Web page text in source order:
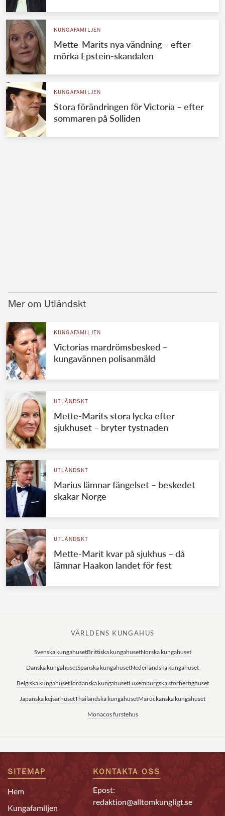
KUNGAFAMILJEN
Mette-Marits nya vändning – efter
mörka Epstein-skandalen
KUNGAFAMILJEN
Stora förändringen för Victoria – efter
sommaren på Solliden
Mer om Utländskt
KUNGAFAMILJEN
Victorias mardrömsbesked –
kungavännen polisanmäld
UTLÄNDSKT
Mette-Marits stora lycka efter
sjukhuset – bryter tystnaden
UTLÄNDSKT
Marius lämnar fängelset – beskedet
skakar Norge
UTLÄNDSKT
Mette-Marit kvar på sjukhus – då
lämnar Haakon landet för fest
VÄRLDENS KUNGAHUS
Svenska kungahusetBrittiska kungahusetNorska kungahuset
Danska kungahusetSpanska kungahusetNederländska kungahuset
Belgiska kungahusetJordanska kungahusetLuxemburgska storhertighuset
Japanska kejsarhusetThailändska kungahusetMarockanska kungahuset
Monacos furstehus
SITEMAP
Hem
Kungafamiljen
KONTAKTA OSS
Epost:
redaktion@alltomkungligt.se